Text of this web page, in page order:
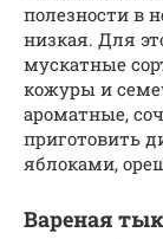
полезности в
низкая. Для
мускатные
кожуры и
ароматные,
приготовить
яблоками,
Вареная